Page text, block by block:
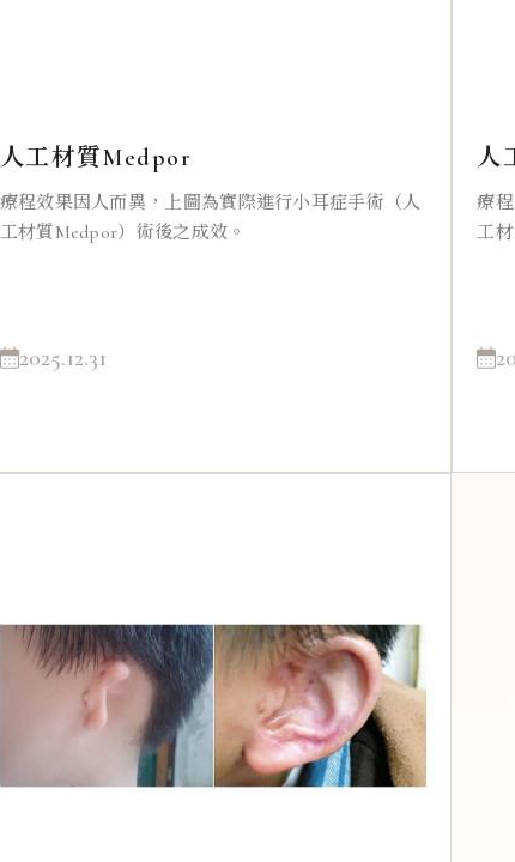
人工材質Medpor
療程效果因人而異，上圖為實際進行小耳症手術（人
工材質Medpor）術後之成效。
2025.12.31
人
療
工